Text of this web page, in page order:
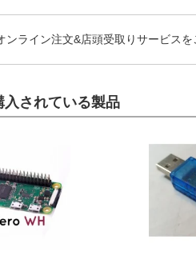
ンライン注文&店頭受取りサービスを
入されている製品